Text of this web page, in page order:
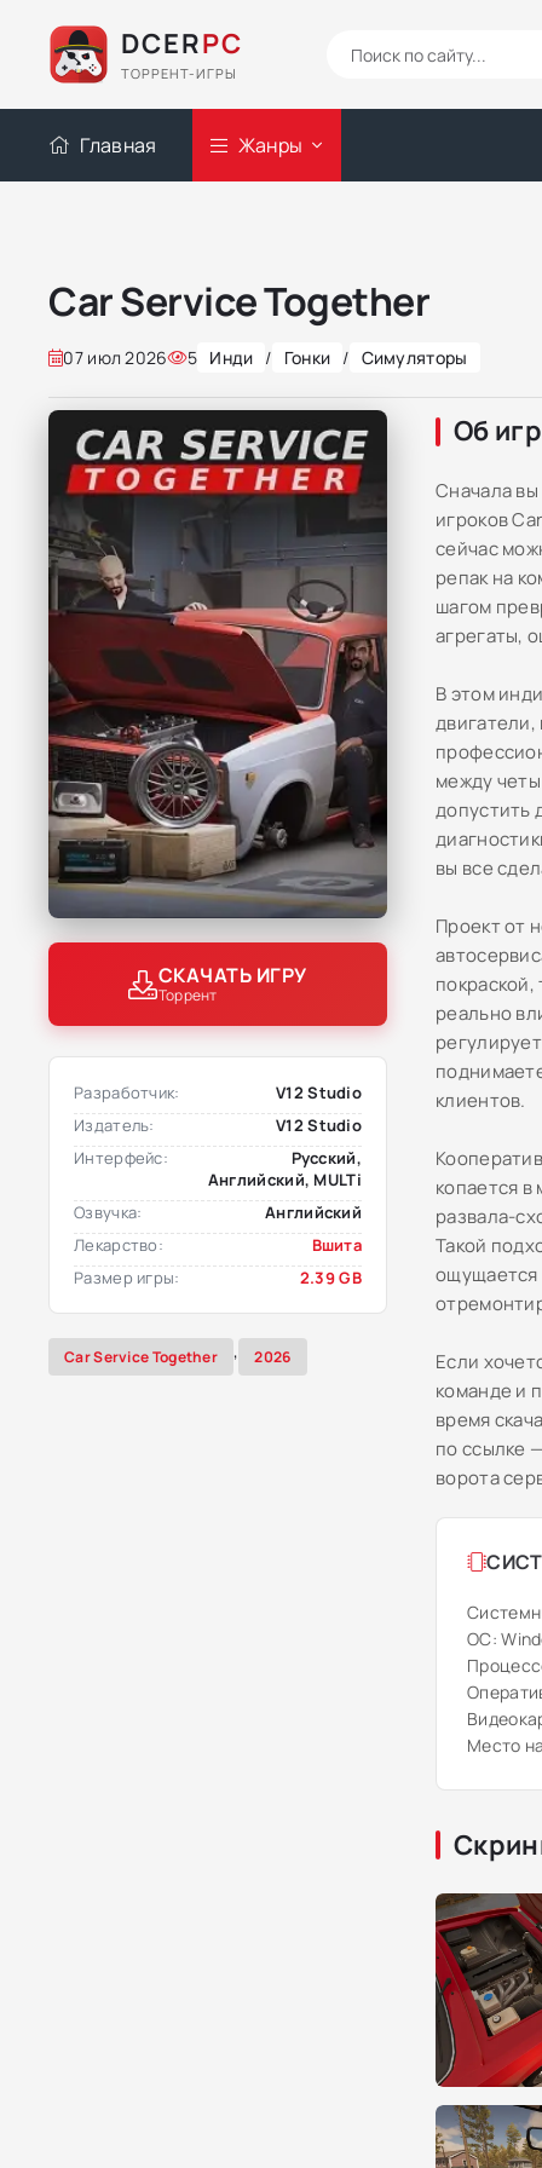
DCERPC
ТОРРЕНТ-ИГРЫ
Главная Жанры
Car Service Together
07 июл 2026 5 Инди / Гонки / Симуляторы
СКАЧАТЬ ИГРУ
Торрент
Разработчик:
V12 Studio
Издатель:
V12 Studio
Интерфейс:
Русский,
Английский, MULTi
Озвучка:
Английский
Лекарство:
Вшита
Размер игры:
2.39 GB
Car Service Together , 2026
Об
Сначала
игроков
сейчас
репак на
шагом
агрегаты,
В этом
между
допустить
вы все
Проект от
реально
клиентов.
копается
развала-
Такой
ощущается
Если
команде и
время
по ссылке
ворота
ОС:
Место